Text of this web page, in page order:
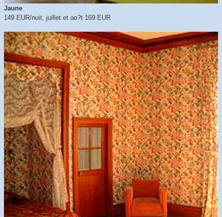
Jaune
149 EUR/nuit, juillet et ao?t 169 EUR